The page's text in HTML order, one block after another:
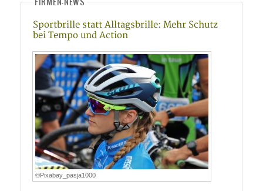
Sportbrille statt Alltagsbrille: Mehr Schutz
bei Tempo und Action
©Pixabay_pasja1000